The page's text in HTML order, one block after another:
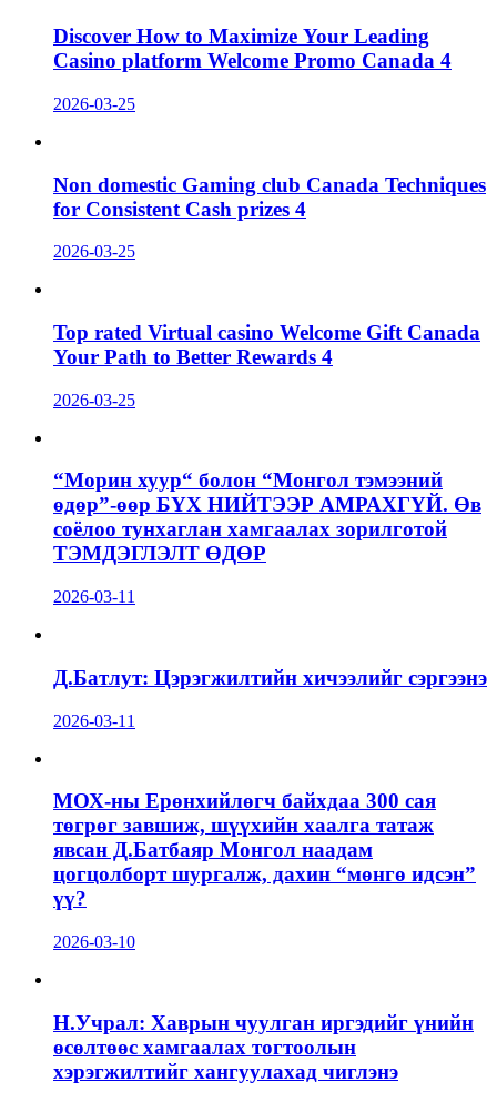
Discover How to Maximize Your Leading
Casino platform Welcome Promo Canada 4
2026-03-25
Non domestic Gaming club Canada Techniques
for Consistent Cash prizes 4
2026-03-25
Top rated Virtual casino Welcome Gift Canada
Your Path to Better Rewards 4
2026-03-25
“Морин хуур“ болон “Монгол тэмээний
өдөр”-өөр БҮХ НИЙТЭЭР АМРАХГҮЙ. Өв
соёлоо тунхаглан хамгаалах зорилготой
ТЭМДЭГЛЭЛТ ӨДӨР
2026-03-11
Д.Батлут: Цэрэгжилтийн хичээлийг сэргээнэ
2026-03-11
МОХ-ны Ерөнхийлөгч байхдаа 300 сая
төгрөг завшиж, шүүхийн хаалга татаж
явсан Д.Батбаяр Монгол наадам
цогцолборт шургалж, дахин “мөнгө идсэн”
үү?
2026-03-10
Н.Учрал: Хаврын чуулган иргэдийг үнийн
өсөлтөөс хамгаалах тогтоолын
хэрэгжилтийг хангуулахад чиглэнэ